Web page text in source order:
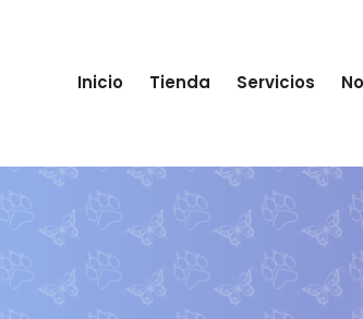
Inicio Tienda Servicios